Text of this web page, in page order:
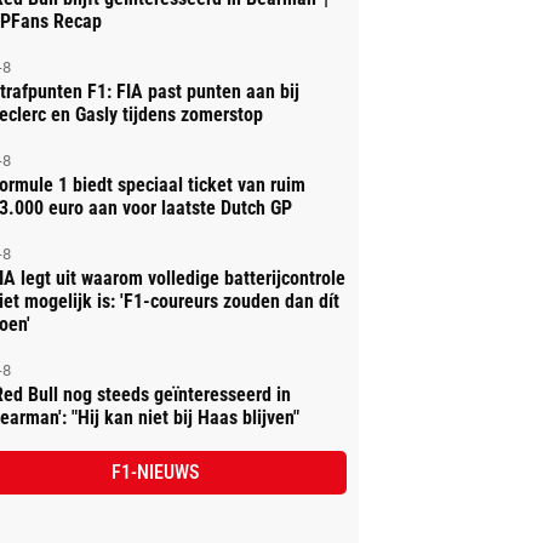
Recap
F1: FIA past punten aan bij
en Gasly tijdens zomerstop
1 biedt speciaal ticket van ruim
euro aan voor laatste Dutch GP
legt uit waarom volledige batterijcontrole
mogelijk is: 'F1-coureurs zouden dan dít
Bull nog steeds geïnteresseerd in
"Hij kan niet bij Haas blijven"
F1-NIEUWS